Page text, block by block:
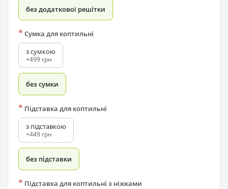
без додаткової решітки
* Сумка для коптильні
з сумкою
+499 грн
без сумки
* Підставка для коптильні
з підставкою
+449 грн
без підставки
* Підставка для коптильні з ніжками